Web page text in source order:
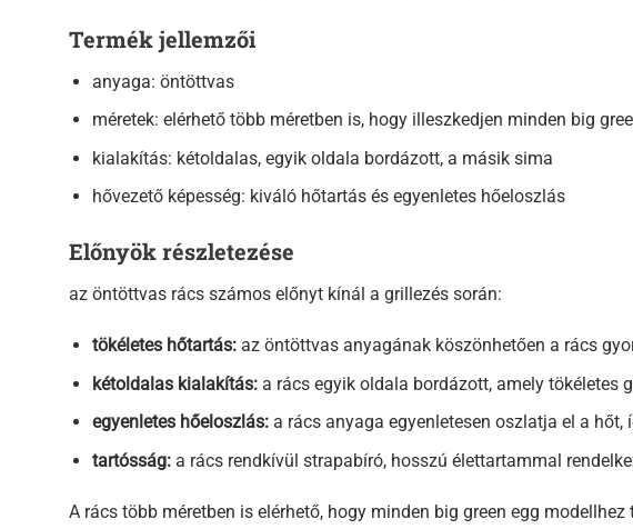
Termék jellemzői
anyaga: öntöttvas
méretek: elérhető több méretben is, hogy illeszkedjen minden big
kialakítás: kétoldalas, egyik oldala bordázott, a másik sima
hővezető képesség: kiváló hőtartás és egyenletes hőeloszlás
Előnyök részletezése
az öntöttvas rács számos előnyt kínál a grillezés során:
tökéletes hőtartás:az öntöttvas anyagának köszönhetően a rács
kétoldalas kialakítás:a rács egyik oldala bordázott, amely tökéletes
egyenletes hőeloszlás:a rács anyaga egyenletesen oszlatja el a
tartósság:a rács rendkívül strapabíró, hosszú élettartammal
A rács több méretben is elérhető, hogy minden big green egg modellhez